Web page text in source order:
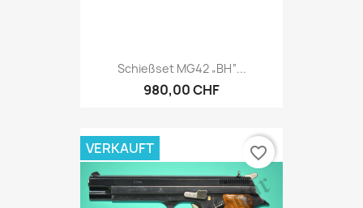
Schießset MG42 „BH“...
980,00 CHF
VERKAUFT favorite_border